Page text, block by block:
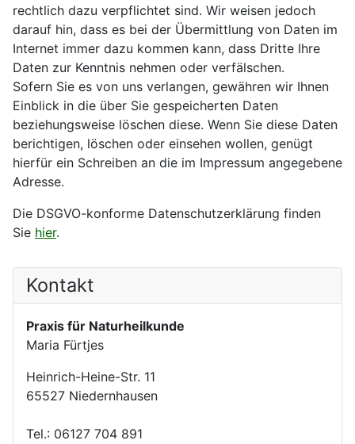
rechtlich dazu verpflichtet sind. Wir weisen jedoch
darauf hin, dass es bei der Übermittlung von Daten im
Internet immer dazu kommen kann, dass Dritte Ihre
Daten zur Kenntnis nehmen oder verfälschen.
Sofern Sie es von uns verlangen, gewähren wir Ihnen
Einblick in die über Sie gespeicherten Daten
beziehungsweise löschen diese. Wenn Sie diese Daten
berichtigen, löschen oder einsehen wollen, genügt
hierfür ein Schreiben an die im Impressum angegebene
Adresse.
Die DSGVO-konforme Datenschutzerklärung finden
Sie hier.
Kontakt
Praxis für Naturheilkunde
Maria Fürtjes
Heinrich-Heine-Str. 11
65527 Niedernhausen
Tel.: 06127 704 891